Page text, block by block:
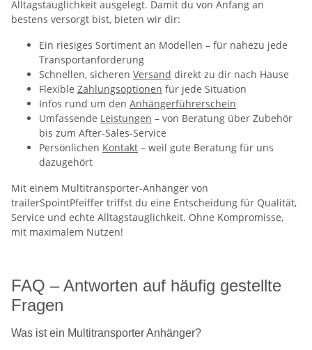
Alltagstauglichkeit ausgelegt. Damit du von Anfang an
bestens versorgt bist, bieten wir dir:
Ein riesiges Sortiment an Modellen – für nahezu jede
Transportanforderung
Schnellen, sicheren Versand direkt zu dir nach Hause
Flexible Zahlungsoptionen für jede Situation
Infos rund um den Anhängerführerschein
Umfassende Leistungen – von Beratung über Zubehör
bis zum After-Sales-Service
Persönlichen Kontakt – weil gute Beratung für uns
dazugehört
Mit einem Multitransporter-Anhänger von
trailerSpointPfeiffer triffst du eine Entscheidung für Qualität,
Service und echte Alltagstauglichkeit. Ohne Kompromisse,
mit maximalem Nutzen!
FAQ – Antworten auf häufig gestellte
Fragen
Was ist ein Multitransporter Anhänger?